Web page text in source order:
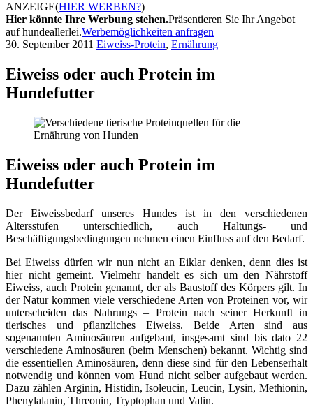
ANZEIGE(HIER WERBEN?)
Hier könnte Ihre Werbung stehen.Präsentieren Sie Ihr Angebot
auf hundeallerlei.Werbemöglichkeiten anfragen
30. September 2011 Eiweiss-Protein, Ernährung
Eiweiss oder auch Protein im
Hundefutter
Eiweiss oder auch Protein im
Hundefutter
Der Eiweissbedarf unseres Hundes ist in den verschiedenen
Altersstufen unterschiedlich, auch Haltungs- und
Beschäftigungsbedingungen nehmen einen Einfluss auf den Bedarf.
Bei Eiweiss dürfen wir nun nicht an Eiklar denken, denn dies ist
hier nicht gemeint. Vielmehr handelt es sich um den Nährstoff
Eiweiss, auch Protein genannt, der als Baustoff des Körpers gilt. In
der Natur kommen viele verschiedene Arten von Proteinen vor, wir
unterscheiden das Nahrungs – Protein nach seiner Herkunft in
tierisches und pflanzliches Eiweiss. Beide Arten sind aus
sogenannten Aminosäuren aufgebaut, insgesamt sind bis dato 22
verschiedene Aminosäuren (beim Menschen) bekannt. Wichtig sind
die essentiellen Aminosäuren, denn diese sind für den Lebenserhalt
notwendig und können vom Hund nicht selber aufgebaut werden.
Dazu zählen Arginin, Histidin, Isoleucin, Leucin, Lysin, Methionin,
Phenylalanin, Threonin, Tryptophan und Valin.